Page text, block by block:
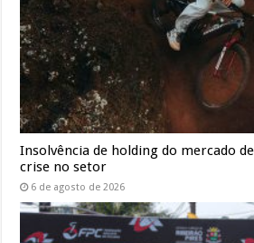
Insolvência de holding do mercado
crise no setor
6 de agosto de 2026